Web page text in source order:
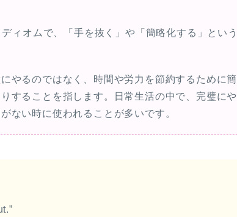
だ
節
上
下
印
ィオムで、「手を抜く」や「簡略化する」という
やるのではなく、時間や労力を節約するために簡
することを指します。日常生活の中で、完璧にや
ない時に使われることが多いです。